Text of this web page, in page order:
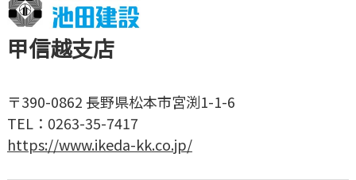
甲信越支店
〒390-0862 長野県松本市宮渕1-1-6
TEL：0263-35-7417
https://www.ikeda-kk.co.jp/